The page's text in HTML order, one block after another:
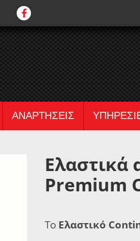
ΑΝΑΡΤΗΣΕΙΣ
Ελαστικά
Premium
Το Ελαστικό